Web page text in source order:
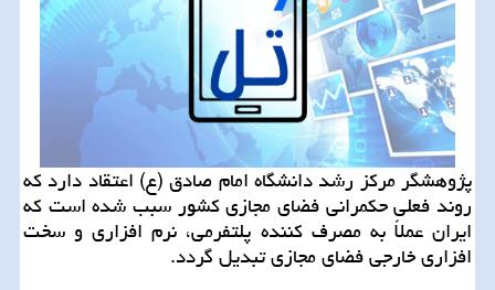
پژوهشگر مركز رشد دانشگاه امام صادق (ع) اعتقاد دارد كه
روند فعلی حكمرانی فضای مجازی كشور سبب شده است كه
ایران عملاً به مصرف كننده پلتفرمی، نرم افزاری و سخت
افزاری خارجی فضای مجازی تبدیل گردد.